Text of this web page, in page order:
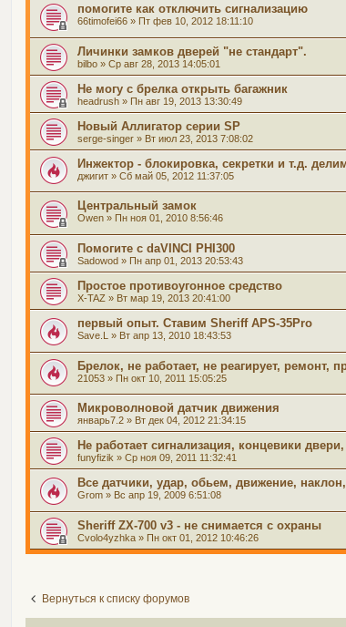
помогите как отключить сигнализацию
66timofei66 » Пт фев 10, 2012 18:11:10
Личинки замков дверей "не стандарт".
bilbo » Ср авг 28, 2013 14:05:01
Не могу с брелка открыть багажник
headrush » Пн авг 19, 2013 13:30:49
Новый Аллигатор серии SP
serge-singer » Вт июл 23, 2013 7:08:02
Инжектор - блокировка, секретки и т.д.
джигит » Сб май 05, 2012 11:37:05
Центральный замок
Owen » Пн ноя 01, 2010 8:56:46
Помогите с daVINCI PHI300
Sadowod » Пн апр 01, 2013 20:53:43
Простое противоугонное средство
X-TAZ » Вт мар 19, 2013 20:41:00
первый опыт. Ставим Sheriff APS-35Pro
Save.L » Вт апр 13, 2010 18:43:53
Брелок, не работает, не реагирует, ремонт,
21053 » Пн окт 10, 2011 15:05:25
Микроволновой датчик движения
январь7.2 » Вт дек 04, 2012 21:34:15
Не работает сигнализация, концевики
funyfizik » Ср ноя 09, 2011 11:32:41
Все датчики, удар, обьем, движение, наклон,
Grom » Вс апр 19, 2009 6:51:08
Sheriff ZX-700 v3 - не снимается с охраны
Cvolo4yzhka » Пн окт 01, 2012 10:46:26
Вернуться к списку форумов